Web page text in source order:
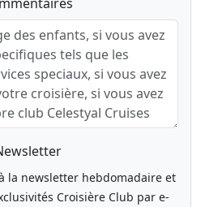
la newsletter hebdomadaire et
Croisière Club par e-